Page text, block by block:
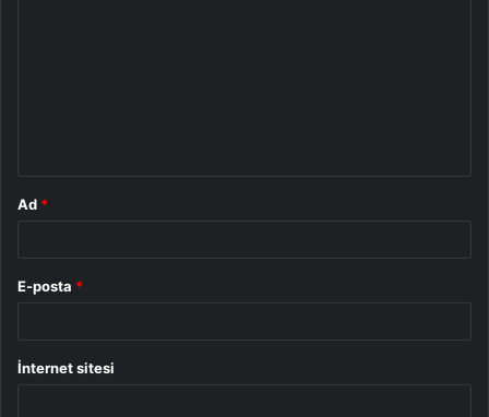
Ad *
E-posta *
İnternet sitesi